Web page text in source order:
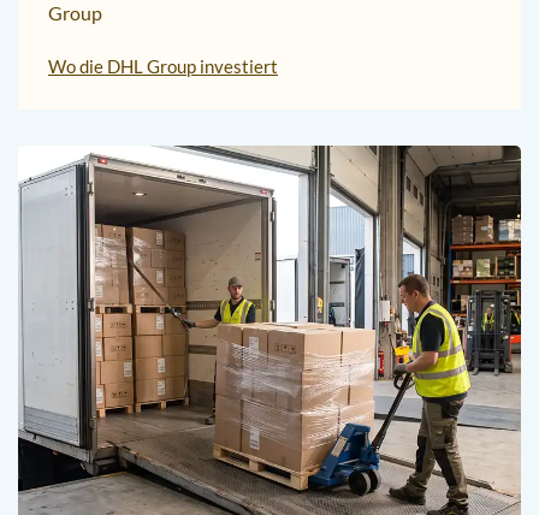
Group
Wo die DHL Group investiert